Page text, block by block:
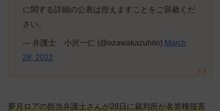
に関する詳細の公表は控えますことをご容赦くだ
さい。
— 弁護士 小沢一仁 (@ozawakazuhito) March
28, 2022
夢月ロアの担当弁護士さんが28日に裁判所が名誉権侵害